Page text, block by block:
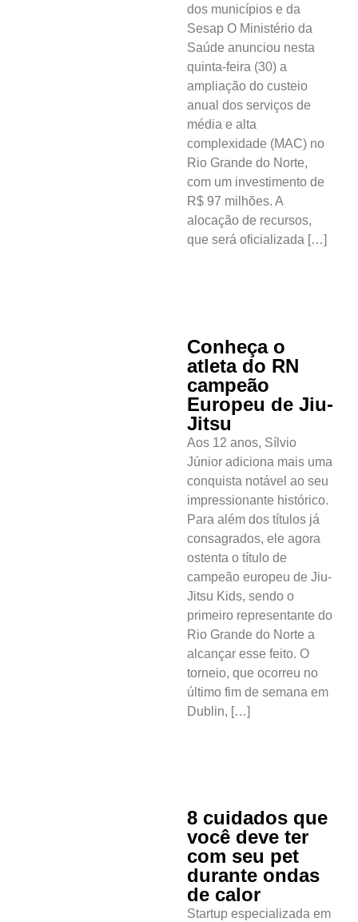
dos municípios e da
Sesap O Ministério da
Saúde anunciou nesta
quinta-feira (30) a
ampliação do custeio
anual dos serviços de
média e alta
complexidade (MAC) no
Rio Grande do Norte,
com um investimento de
R$ 97 milhões. A
alocação de recursos,
que será oficializada […]
Conheça o
atleta do RN
campeão
Europeu de Jiu-
Jitsu
Aos 12 anos, Sílvio
Júnior adiciona mais uma
conquista notável ao seu
impressionante histórico.
Para além dos títulos já
consagrados, ele agora
ostenta o título de
campeão europeu de Jiu-
Jitsu Kids, sendo o
primeiro representante do
Rio Grande do Norte a
alcançar esse feito. O
torneio, que ocorreu no
último fim de semana em
Dublin, […]
8 cuidados que
você deve ter
com seu pet
durante ondas
de calor
Startup especializada em